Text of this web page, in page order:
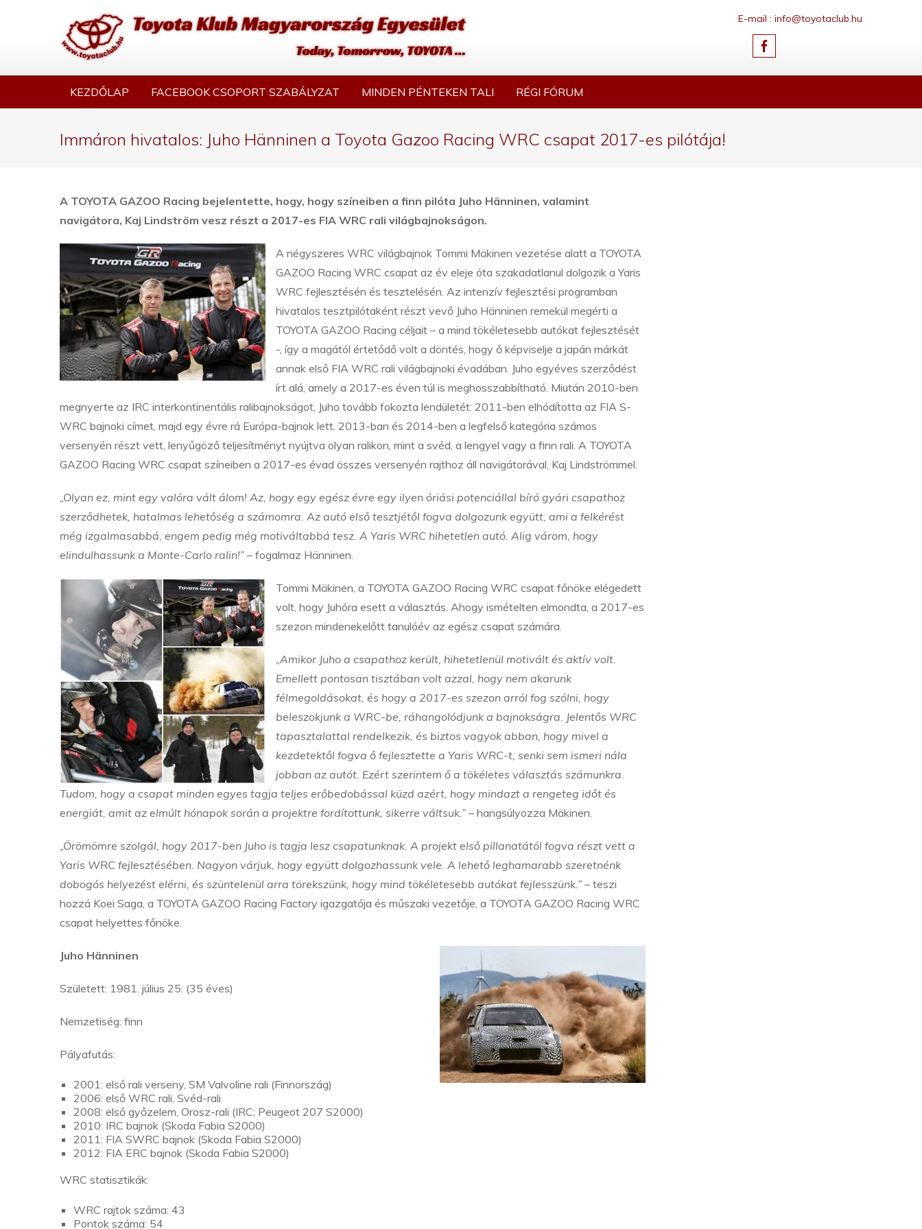
E-mail : info@toyotaclub.hu
KEZDŐLAP FACEBOOK CSOPORT SZABÁLYZAT MINDEN PÉNTEKEN TALI RÉGI FÓRUM
Immáron hivatalos: Juho Hänninen a Toyota Gazoo Racing WRC csapat 2017-es pilótája!
A TOYOTA GAZOO Racing bejelentette, hogy, hogy színeiben a finn pilóta Juho Hänninen, valamint
navigátora, Kaj Lindström vesz részt a 2017-es FIA WRC rali világbajnokságon.
A négyszeres WRC világbajnok Tommi Mäkinen vezetése alatt a TOYOTA
GAZOO Racing WRC csapat az év eleje óta szakadatlanul dolgozik a Yaris
WRC fejlesztésén és tesztelésén. Az intenzív fejlesztési programban
hivatalos tesztpilótaként részt vevő Juho Hänninen remekül megérti a
TOYOTA GAZOO Racing céljait – a mind tökéletesebb autókat fejlesztését
-, így a magától értetődő volt a döntés, hogy ő képviselje a japán márkát
annak első FIA WRC rali világbajnoki évadában. Juho egyéves szerződést
írt alá, amely a 2017-es éven túl is meghosszabbítható. Miután 2010-ben
megnyerte az IRC interkontinentális ralibajnokságot, Juho tovább fokozta lendületét: 2011-ben elhódította az FIA S-
WRC bajnoki címet, majd egy évre rá Európa-bajnok lett. 2013-ban és 2014-ben a legfelső kategória számos
versenyén részt vett, lenyűgöző teljesítményt nyújtva olyan ralikon, mint a svéd, a lengyel vagy a finn rali. A TOYOTA
GAZOO Racing WRC csapat színeiben a 2017-es évad összes versenyén rajthoz áll navigátorával, Kaj Lindströmmel.
„Olyan ez, mint egy valóra vált álom! Az, hogy egy egész évre egy ilyen óriási potenciállal bíró gyári csapathoz
szerződhetek, hatalmas lehetőség a számomra. Az autó első tesztjétől fogva dolgozunk együtt, ami a felkérést
még izgalmasabbá, engem pedig még motiváltabbá tesz. A Yaris WRC hihetetlen autó. Alig várom, hogy
elindulhassunk a Monte-Carlo ralin!” – fogalmaz Hänninen.
Tommi Mäkinen, a TOYOTA GAZOO Racing WRC csapat főnöke elégedett
volt, hogy Juhóra esett a választás. Ahogy ismételten elmondta, a 2017-es
szezon mindenekelőtt tanulóév az egész csapat számára.
„Amikor Juho a csapathoz került, hihetetlenül motivált és aktív volt.
Emellett pontosan tisztában volt azzal, hogy nem akarunk
félmegoldásokat, és hogy a 2017-es szezon arról fog szólni, hogy
beleszokjunk a WRC-be, ráhangolódjunk a bajnokságra. Jelentős WRC
tapasztalattal rendelkezik, és biztos vagyok abban, hogy mivel a
kezdetektől fogva ő fejlesztette a Yaris WRC-t, senki sem ismeri nála
jobban az autót. Ezért szerintem ő a tökéletes választás számunkra.
Tudom, hogy a csapat minden egyes tagja teljes erőbedobással küzd azért, hogy mindazt a rengeteg időt és
energiát, amit az elmúlt hónapok során a projektre fordítottunk, sikerre váltsuk.” – hangsúlyozza Mäkinen.
„Örömömre szolgál, hogy 2017-ben Juho is tagja lesz csapatunknak. A projekt első pillanatától fogva részt vett a
Yaris WRC fejlesztésében. Nagyon várjuk, hogy együtt dolgozhassunk vele. A lehető leghamarabb szeretnénk
dobogós helyezést elérni, és szüntelenül arra törekszünk, hogy mind tökéletesebb autókat fejlesszünk.” – teszi
hozzá Koei Saga, a TOYOTA GAZOO Racing Factory igazgatója és műszaki vezetője, a TOYOTA GAZOO Racing WRC
csapat helyettes főnöke.
Juho Hänninen
Született: 1981. július 25. (35 éves)
Nemzetiség: finn
Pályafutás:
2001: első rali verseny, SM Valvoline rali (Finnország)
2006: első WRC rali, Svéd-rali
2008: első győzelem, Orosz-rali (IRC; Peugeot 207 S2000)
2010: IRC bajnok (Skoda Fabia S2000)
2011: FIA SWRC bajnok (Skoda Fabia S2000)
2012: FIA ERC bajnok (Skoda Fabia S2000)
WRC statisztikák:
WRC rajtok száma: 43
Pontok száma: 54